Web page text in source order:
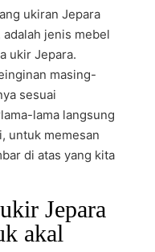
ukiran Jepara
jenis mebel
ukir Jepara.
masing-
sesuai
lama langsung
untuk memesan
di atas yang kita
Jepara
akal